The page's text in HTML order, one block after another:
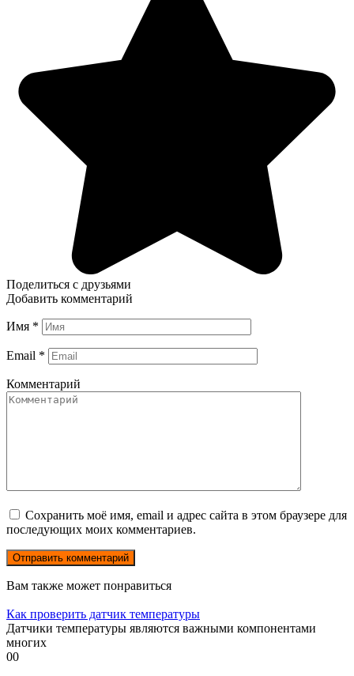
Поделиться с друзьями
Добавить комментарий
Имя *
Email *
Комментарий
Сохранить моё имя, email и адрес сайта в этом браузере для
последующих моих комментариев.
Вам также может понравиться
Как проверить датчик температуры
Датчики температуры являются важными компонентами
многих
00